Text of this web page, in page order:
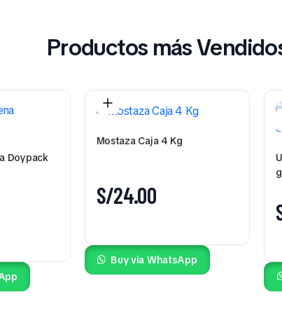
Productos más
Doypack
Mostaza Caja 4 Kg
S/24.00
Buy via WhatsApp